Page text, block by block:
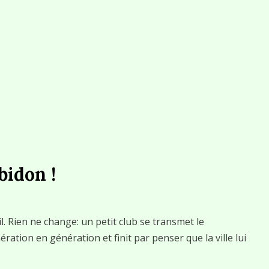
!
Rien ne change: un petit club se transmet le
en génération et finit par penser que la ville lui